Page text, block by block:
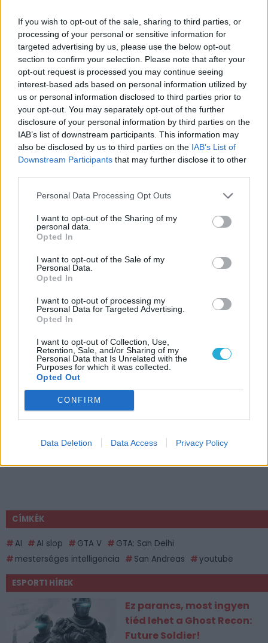
If you wish to opt-out of the sale, sharing to third parties, or
processing of your personal or sensitive information for
targeted advertising by us, please use the below opt-out
section to confirm your selection. Please note that after your
opt-out request is processed you may continue seeing
interest-based ads based on personal information utilized by
us or personal information disclosed to third parties prior to
your opt-out. You may separately opt-out of the further
disclosure of your personal information by third parties on the
IAB’s list of downstream participants. This information may
also be disclosed by us to third parties on the IAB’s List of
Downstream Participants that may further disclose it to other
Personal Data Processing Opt Outs
I want to opt-out of the Sharing of my
personal data.
Opted In
I want to opt-out of the Sale of my
Personal Data.
Opted In
I want to opt-out of processing my
Personal Data for Targeted Advertising.
Opted In
I want to opt-out of Collection, Use,
Retention, Sale, and/or Sharing of my
Personal Data that Is Unrelated with the
Purposes for which it was collected.
Opted Out
CONFIRM
Data Deletion Data Access Privacy Policy
mesterséges intelligenciában
LEGFRISSEBB VIDEÓNK
CÍMKÉK
AI AI slop GTA V
GTA: San Delhi
mesterséges intelligencia
San Andreas youtube
ESPORT1 HÍREK
Ez parancs, most ingyen
tiéd lehet a Ghost Recon:
Future Soldier!